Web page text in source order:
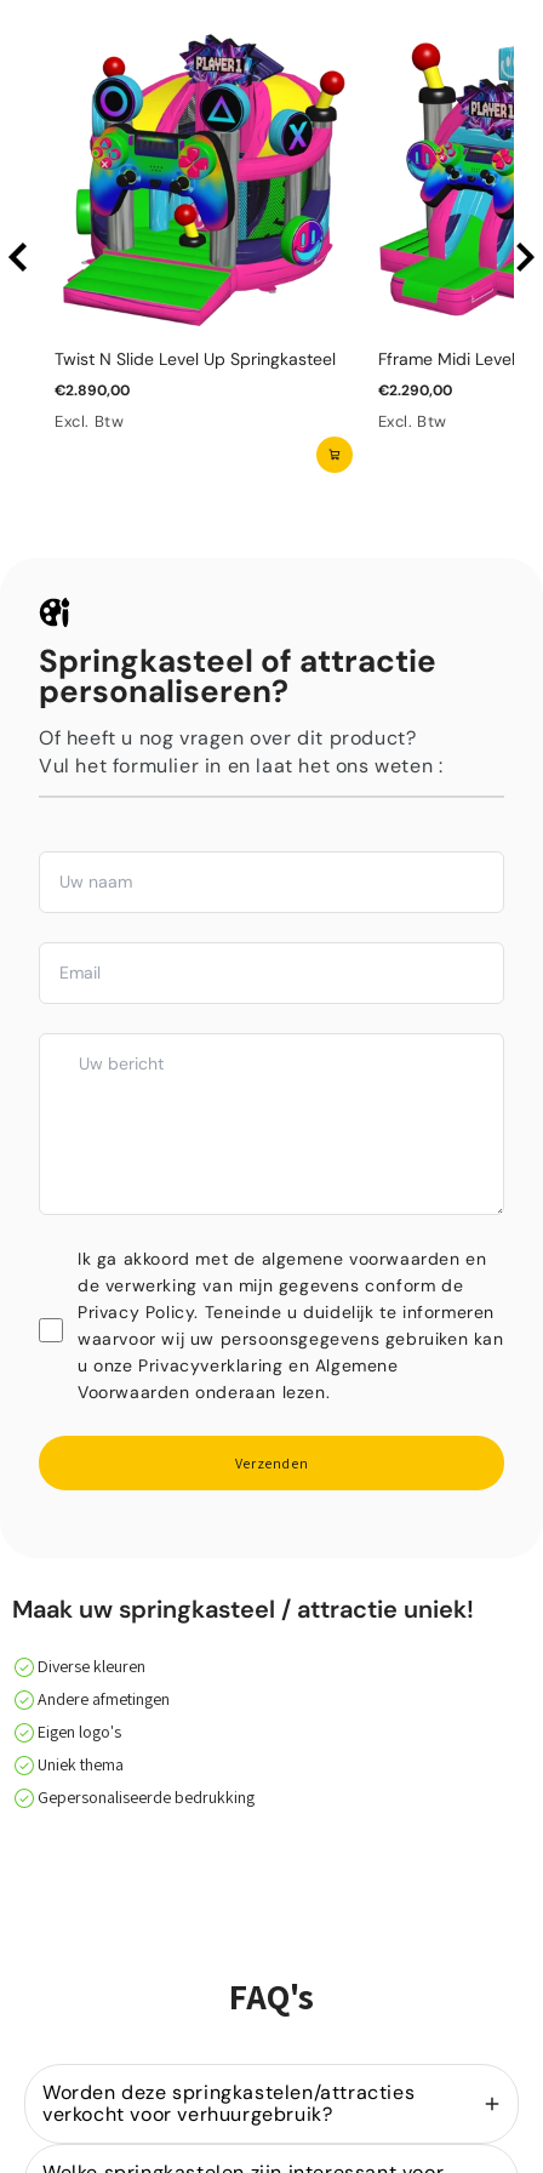
Twist N Slide Level Up Springkasteel
€2.890,00
Excl. Btw
Fframe Midi Level
€2.290,00
Excl. Btw
Springkasteel of attractie
personaliseren?
Of heeft u nog vragen over dit product?
Vul het formulier in en laat het ons weten :
Ik ga akkoord met de algemene voorwaarden en
de verwerking van mijn gegevens conform de
Privacy Policy. Teneinde u duidelijk te informeren
waarvoor wij uw persoonsgegevens gebruiken kan
u onze Privacyverklaring en Algemene
Voorwaarden onderaan lezen.
Verzenden
Maak uw springkasteel / attractie uniek!
Diverse kleuren
Andere afmetingen
Eigen logo's
Uniek thema
Gepersonaliseerde bedrukking
FAQ's
Worden deze springkastelen/attracties
verkocht voor verhuurgebruik?
Ja, wij zijn gespecialiseerd in de